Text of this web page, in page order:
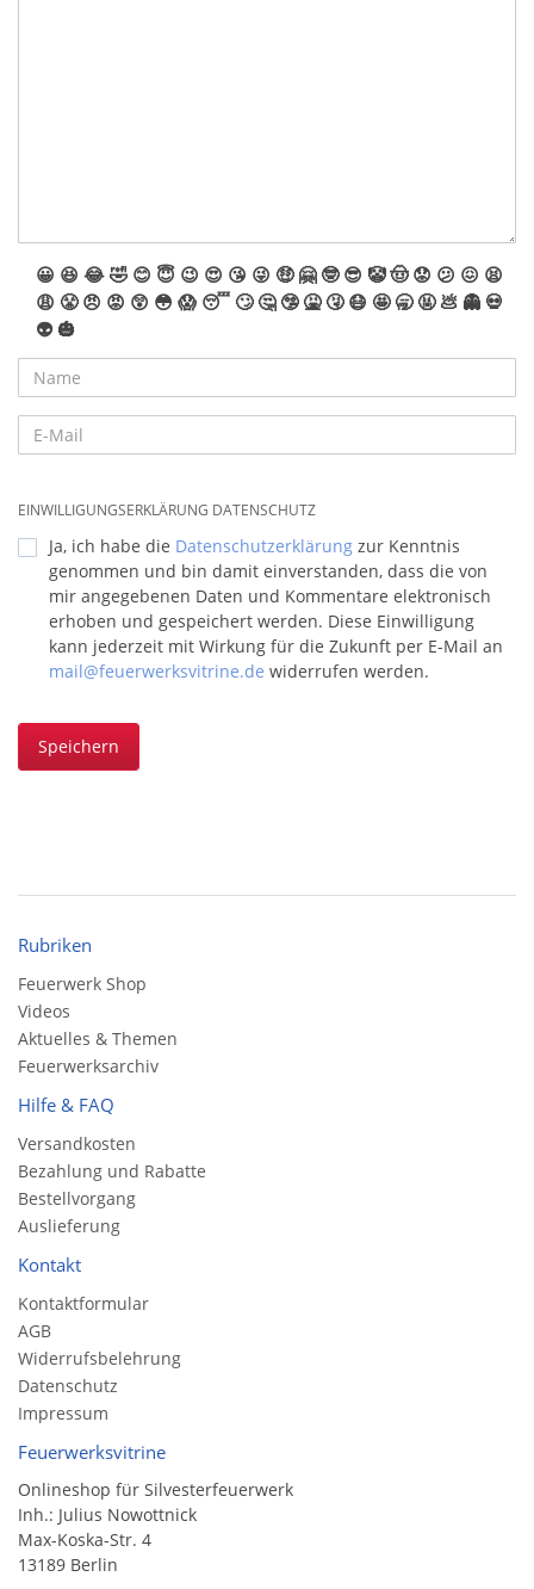
😀 😆 😂🤣 😊 😇 😉 😍 😘 😜 🤑 🤗 🤓 😎 🤡🤠 😟 😕 😖 😫
😩 😤 😠 😡 😲 😳 😱 😴 🙄 🤔 🤥 🤮 🤧 😷 🤩 🥱 🤬 💩 👻 💀
👽 🎃
EINWILLIGUNGSERKLÄRUNG DATENSCHUTZ
Ja, ich habe die Datenschutzerklärung zur Kenntnis
genommen und bin damit einverstanden, dass die von
mir angegebenen Daten und Kommentare elektronisch
erhoben und gespeichert werden. Diese Einwilligung
kann jederzeit mit Wirkung für die Zukunft per E-Mail an
mail@feuerwerksvitrine.de widerrufen werden.
Speichern
Rubriken
Feuerwerk Shop
Videos
Aktuelles & Themen
Feuerwerksarchiv
Hilfe & FAQ
Versandkosten
Bezahlung und Rabatte
Bestellvorgang
Auslieferung
Kontakt
Kontaktformular
AGB
Widerrufsbelehrung
Datenschutz
Impressum
Feuerwerksvitrine
Onlineshop für Silvesterfeuerwerk
Inh.: Julius Nowottnick
Max-Koska-Str. 4
13189 Berlin